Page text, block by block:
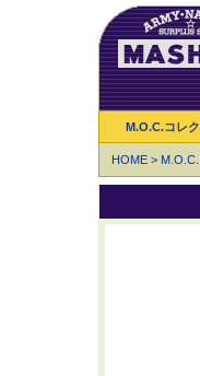
M.O.C.コレ
HOME >